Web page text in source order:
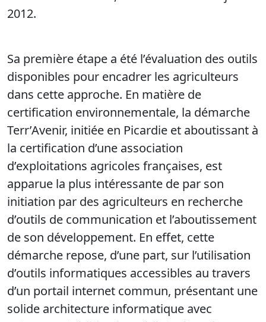
2012.
Sa première étape a été l’évaluation des outils
disponibles pour encadrer les agriculteurs
dans cette approche. En matière de
certification environnementale, la démarche
Terr’Avenir, initiée en Picardie et aboutissant à
la certification d’une association
d’exploitations agricoles françaises, est
apparue la plus intéressante de par son
initiation par des agriculteurs en recherche
d’outils de communication et l’aboutissement
de son développement. En effet, cette
démarche repose, d’une part, sur l’utilisation
d’outils informatiques accessibles au travers
d’un portail internet commun, présentant une
solide architecture informatique avec